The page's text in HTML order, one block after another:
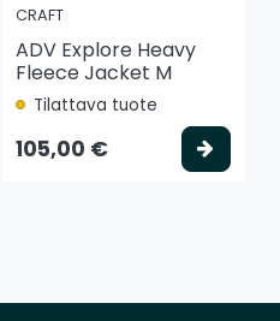
vaihtoehto
CRAFT
ADV Explore Heavy
Fleece Jacket M
Tilattava tuote
105,00 €